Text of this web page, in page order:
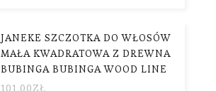
JANEKE SZCZOTKA DO WŁOSÓW
MAŁA KWADRATOWA Z DREWNA
BUBINGA BUBINGA WOOD LINE
101.00ZŁ